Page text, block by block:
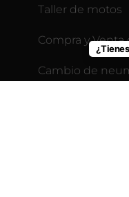
Taller de motos
Compra y
Cambio de